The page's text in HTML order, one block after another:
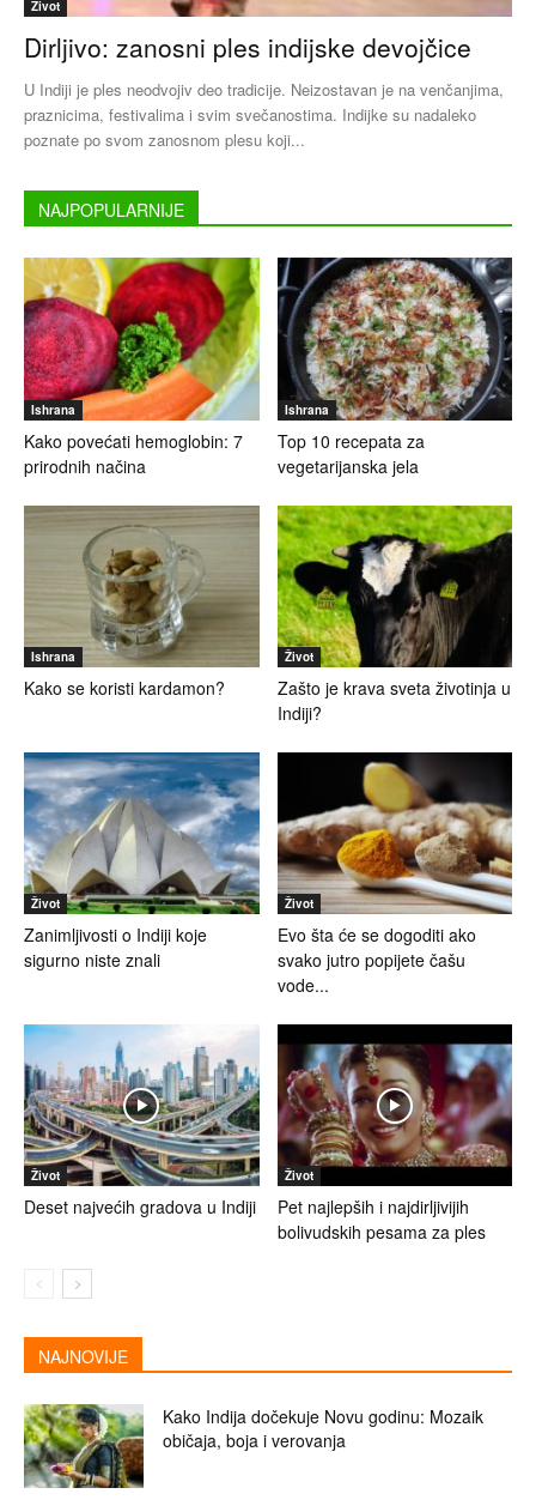
Život
Dirljivo: zanosni ples indijske devojčice
U Indiji je ples neodvojiv deo tradicije. Neizostavan je na venčanjima,
praznicima, festivalima i svim svečanostima. Indijke su nadaleko
poznate po svom zanosnom plesu koji...
NAJPOPULARNIJE
Ishrana
Kako povećati hemoglobin: 7
prirodnih načina
Ishrana
Top 10 recepata za
vegetarijanska jela
Ishrana
Kako se koristi kardamon?
Život
Zašto je krava sveta životinja u
Indiji?
Život
Zanimljivosti o Indiji koje
sigurno niste znali
Život
Evo šta će se dogoditi ako
svako jutro popijete čašu
vode...
Život
Deset najvećih gradova u Indiji
Život
Pet najlepših i najdirljivijih
bolivudskih pesama za ples
NAJNOVIJE
Kako Indija dočekuje Novu godinu: Mozaik
običaja, boja i verovanja